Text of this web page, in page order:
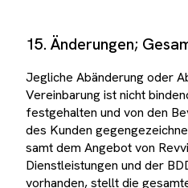
15. Änderungen;
Jegliche Abänderung oder
Vereinbarung ist nicht
festgehalten und von den
des Kunden
samt dem Angebot von
Dienstleistungen und der
vorhanden, stellt die